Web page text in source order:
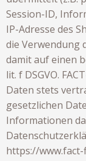
Session-ID,
IP-Adresse des
die Verwendung
damit auf einen
lit. f DSGVO.
Daten stets
gesetzlichen
Informationen
https://